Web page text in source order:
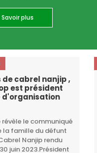
Savoir plus
de cabrel nanjip ,
est président
d'organisation
révèle le communiqué
la famille du défunt
Nanjip rendu
juin 2023.Président